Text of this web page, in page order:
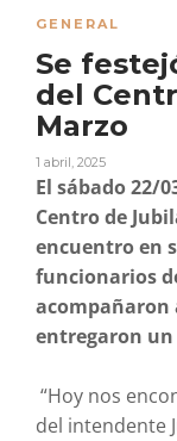
GENERAL
Se
del
Marzo
1 abril, 2025
El sábado 22/
Centro de
encuentro en
funcionarios
acompañaron
entregaron
“Hoy nos
del intendente